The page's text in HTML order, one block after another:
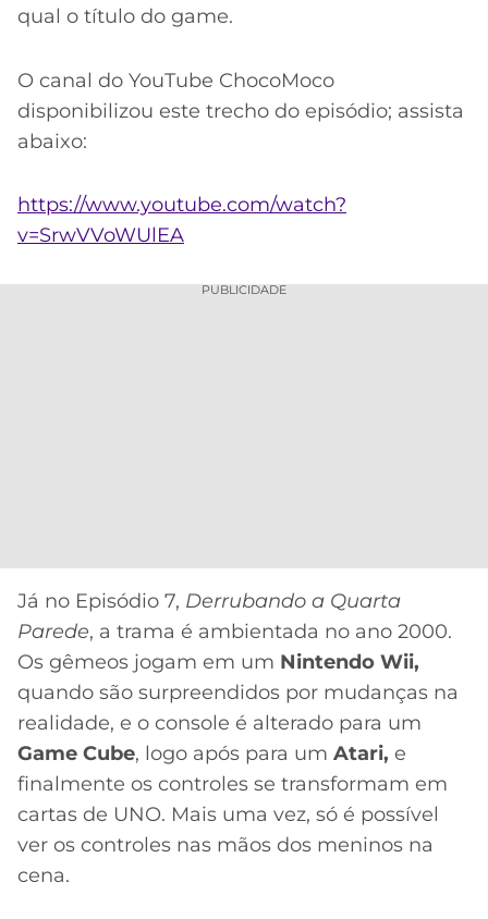
qual o título do game.
O canal do YouTube ChocoMoco
disponibilizou este trecho do episódio; assista
abaixo:
https://www.youtube.com/watch?
v=SrwVVoWUlEA
PUBLICIDADE
Já no Episódio 7, Derrubando a Quarta
Parede, a trama é ambientada no ano 2000.
Os gêmeos jogam em um Nintendo Wii,
quando são surpreendidos por mudanças na
realidade, e o console é alterado para um
Game Cube, logo após para um Atari, e
finalmente os controles se transformam em
cartas de UNO. Mais uma vez, só é possível
ver os controles nas mãos dos meninos na
cena.